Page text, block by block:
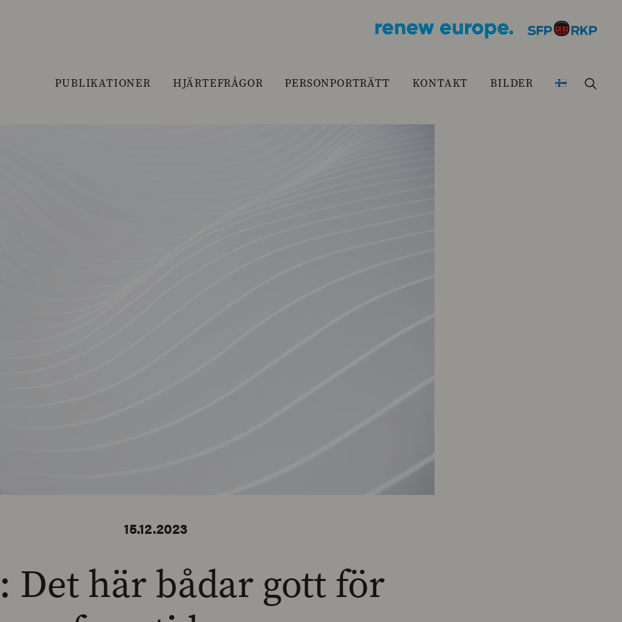
PUBLIKATIONER HJÄRTEFRÅGOR PERSONPORTRÄTT KONTAKT BILDER
15.12.2023
Det här bådar gott för